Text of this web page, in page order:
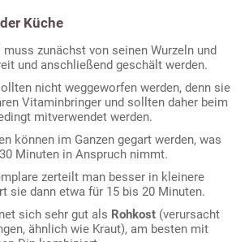
Küche
muss zunächst von seinen Wurzeln und
und anschließend geschält werden.
nicht weggeworfen werden, denn sie
Vitaminbringer und sollten daher beim
mitverwendet werden.
können im Ganzen gegart werden, was
Minuten in Anspruch nimmt.
zerteilt man besser in kleinere
sie dann etwa für 15 bis 20 Minuten.
sich sehr gut als Rohkost (verursacht
ähnlich wie Kraut), am besten mit